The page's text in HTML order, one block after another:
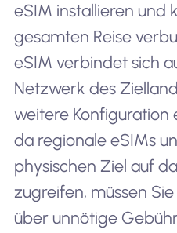
eSIM installieren und
gesamten Reise
eSIM verbindet sich
Netzwerk des
weitere Konfiguration
da regionale eSIMs
physischen Ziel auf
zugreifen, müssen
über unnötige